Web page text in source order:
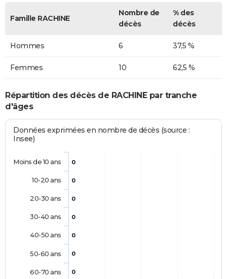
Famille RACHINE
Nombre de
décès
% des
décès
Hommes 6 37,5 %
Femmes 10 62,5 %
Répartition des décès de RACHINE par tranche
d'âges
Données exprimées en nombre de décès (source :
Insee)
0
0
0
0
0
0
0
Moins de 10 ans
10-20 ans
20-30 ans
30-40 ans
40-50 ans
50-60 ans
60-70 ans